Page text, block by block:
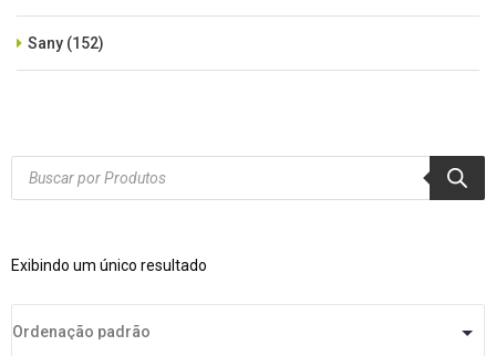
Sany (152)
Zoomlion(84)
Products
search
Exibindo um único resultado